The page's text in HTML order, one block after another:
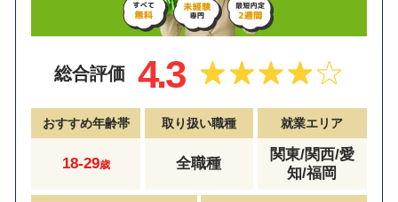
総合評価 4.3
おすすめ年齢帯
18-29歳
取り扱い職種
全職種
就業エリア
関東/関西/愛
知/福岡